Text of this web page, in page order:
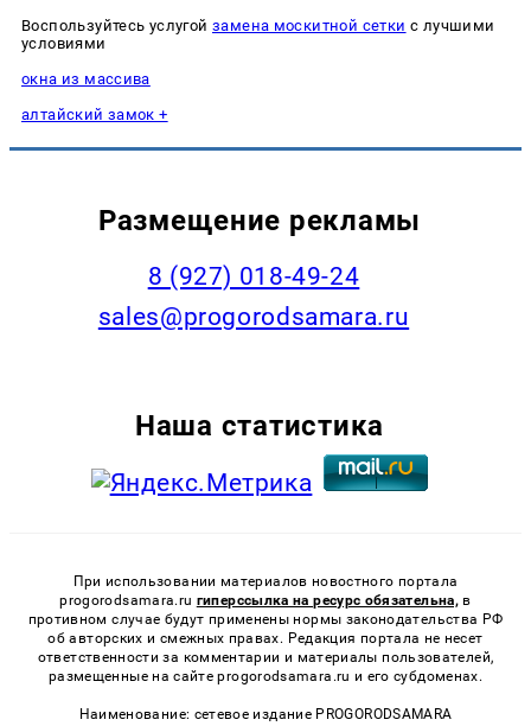
Воспользуйтесь услугой замена москитной сетки с лучшими
условиями
окна из массива
алтайский замок +
Размещение рекламы
8 (927) 018-49-24
sales@progorodsamara.ru
Наша статистика
При использовании материалов новостного портала
progorodsamara.ru гиперссылка на ресурс обязательна, в
противном случае будут применены нормы законодательства РФ
об авторских и смежных правах. Редакция портала не несет
ответственности за комментарии и материалы пользователей,
размещенные на сайте progorodsamara.ru и его субдоменах.
Наименование: сетевое издание PROGORODSAMARA